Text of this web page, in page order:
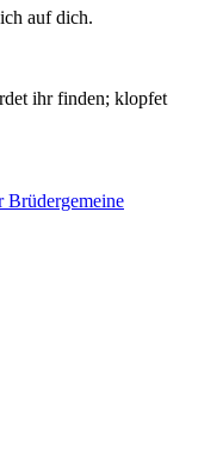
auf dich.
ihr finden; klopfet